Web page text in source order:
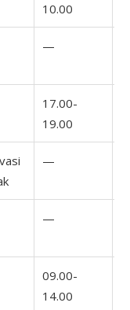
10.00
—
17.00-
19.00
—
—
09.00-
14.00